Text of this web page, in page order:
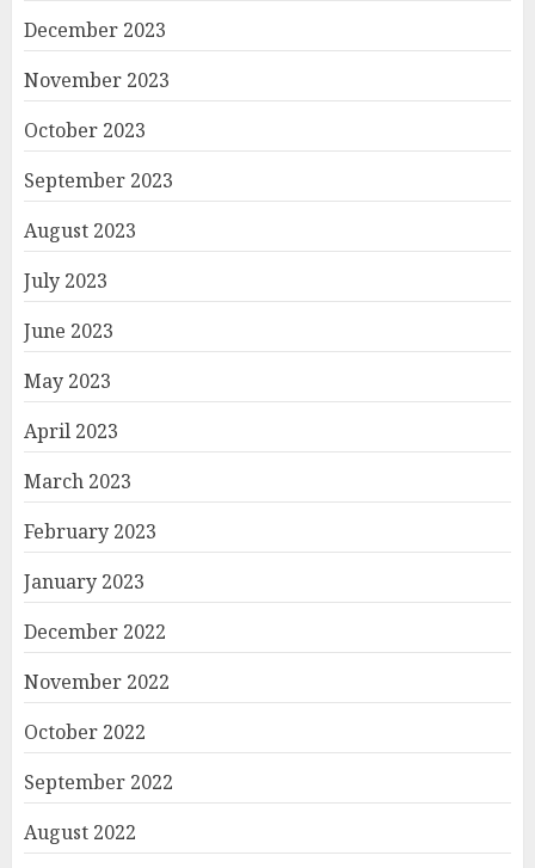
December 2023
November 2023
October 2023
September 2023
August 2023
July 2023
June 2023
May 2023
April 2023
March 2023
February 2023
January 2023
December 2022
November 2022
October 2022
September 2022
August 2022